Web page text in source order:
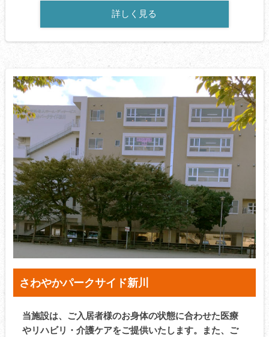
詳しく見る
さわやかパークサイド新川
当施設は、ご入居者様のお身体の状態に合わせた医療
やリハビリ・介護ケアをご提供いたします。また、ご